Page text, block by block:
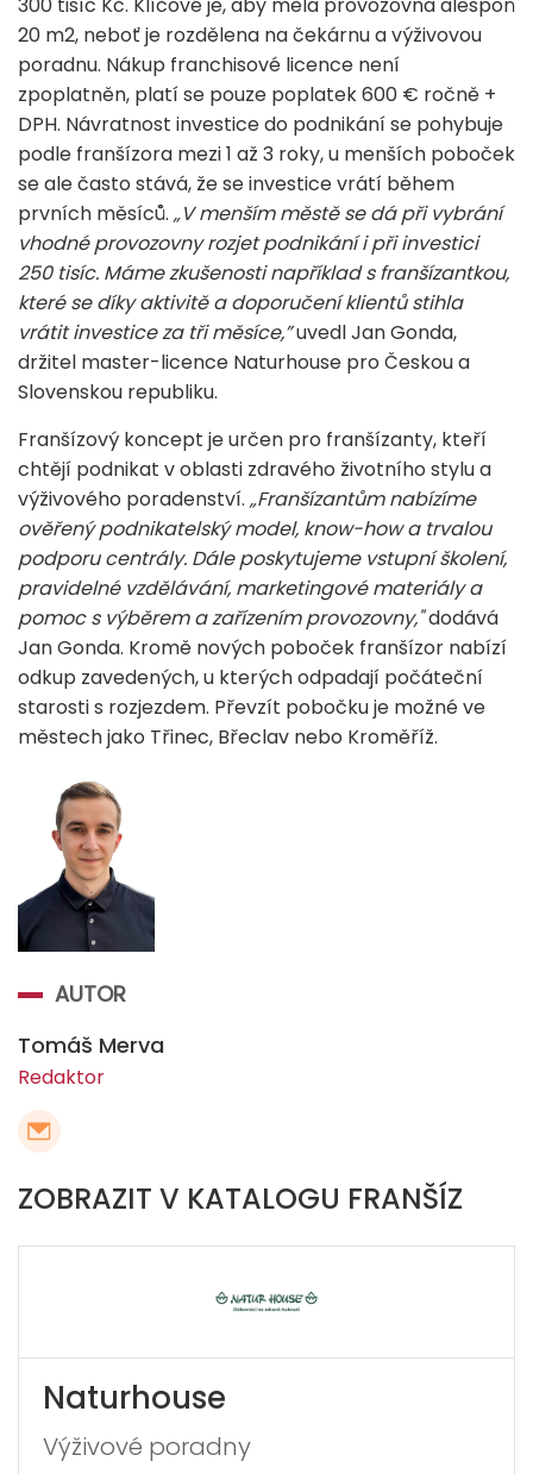
20 m2, neboť je rozdělena na čekárnu a výživovou
poradnu. Nákup franchisové licence není
zpoplatněn, platí se pouze poplatek 600 € ročně +
DPH. Návratnost investice do podnikání se pohybuje
podle franšízora mezi 1 až 3 roky, u menších poboček
se ale často stává, že se investice vrátí během
prvních měsíců. „V menším městě se dá při vybrání
vhodné provozovny rozjet podnikání i při investici
250 tisíc. Máme zkušenosti například s franšízantkou,
které se díky aktivitě a doporučení klientů stihla
vrátit investice za tři měsíce,”uvedl Jan Gonda,
držitel master-licence Naturhouse pro Českou a
Slovenskou republiku.
Franšízový koncept je určen pro franšízanty, kteří
chtějí podnikat v oblasti zdravého životního stylu a
výživového poradenství. „Franšízantům nabízíme
ověřený podnikatelský model, know-how a trvalou
podporu centrály. Dále poskytujeme vstupní školení,
pravidelné vzdělávání, marketingové materiály a
pomoc s výběrem a zařízením provozovny,"dodává
Jan Gonda. Kromě nových poboček franšízor nabízí
odkup zavedených, u kterých odpadají počáteční
starosti s rozjezdem. Převzít pobočku je možné ve
městech jako Třinec, Břeclav nebo Kroměříž.
AUTOR
Tomáš Merva
Redaktor
ZOBRAZIT V KATALOGU FRANŠÍZ
Naturhouse
Výživové poradny